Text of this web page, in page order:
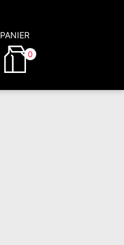
PANIER
0